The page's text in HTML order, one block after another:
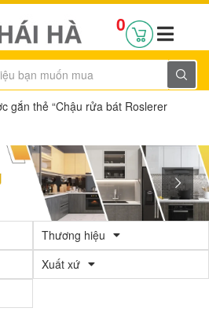
0
gắn thẻ “Chậu rửa bát Roslerer
Thương hiệu
Xuất xứ